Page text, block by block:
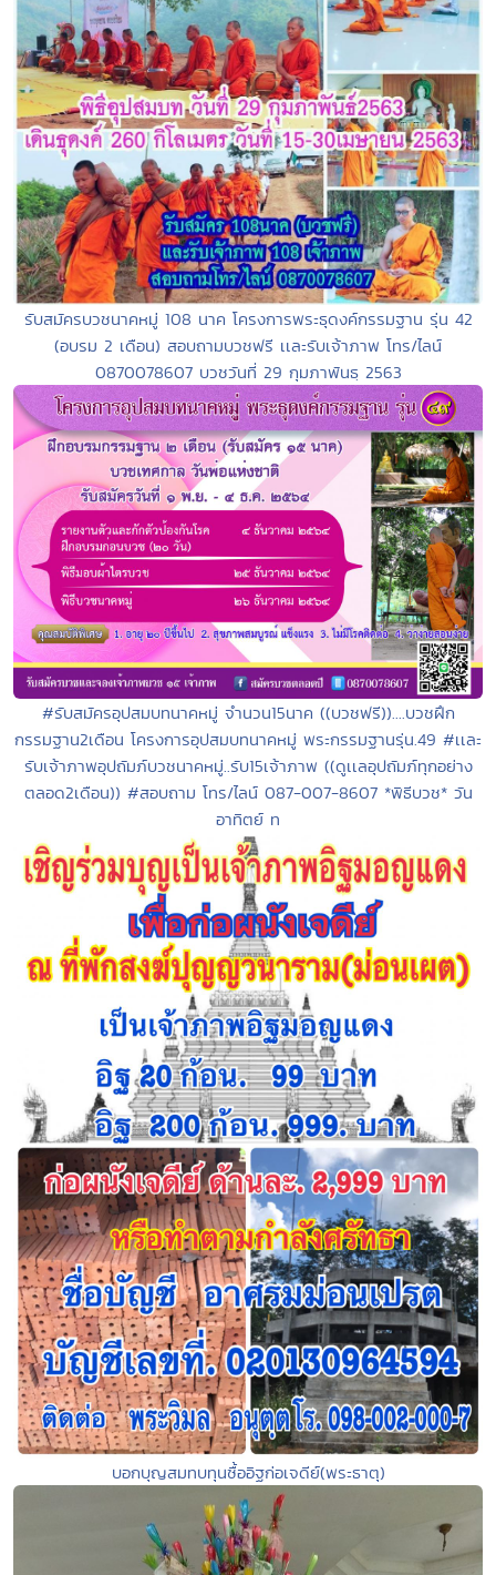
รับสมัครบวชนาคหมู่ 108 นาค โครงการพระธุดงค์กรรมฐาน รุ่น 42
(อบรม 2 เดือน) สอบถามบวชฟรี เเละรับเจ้าภาพ โทร/ไลน์
0870078607 บวชวันที่ 29 กุมภาพันธฺ 2563
#รับสมัครอุปสมบทนาคหมู่ จำนวน15นาค ((บวชฟรี))....บวชฝึก
กรรมฐาน2เดือน โครงการอุปสมบทนาคหมู่ พระกรรมฐานรุ่น.49 #เเละ
รับเจ้าภาพอุปถัมภ์บวชนาคหมู่..รับ15เจ้าภาพ ((ดูเเลอุปถัมภ์ทุกอย่าง
ตลอด2เดือน)) #สอบถาม โทร/ไลน์ 087-007-8607 *พิธีบวช* วัน
อาทิตย์ ท
บอกบุญสมทบทุนซื้ออิฐก่อเจดีย์(พระธาตุ)